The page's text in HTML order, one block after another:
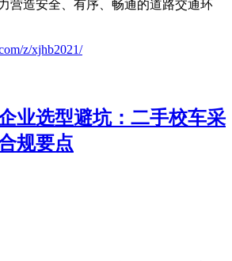
营造安全、有序、畅通的道路交通环
业选型避坑：二手校车采
规要点